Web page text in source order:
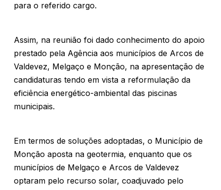
para o referido cargo.
Assim, na reunião foi dado conhecimento do apoio
prestado pela Agência aos municípios de Arcos de
Valdevez, Melgaço e Monção, na apresentação de
candidaturas tendo em vista a reformulação da
eficiência energético-ambiental das piscinas
municipais.
Em termos de soluções adoptadas, o Município de
Monção aposta na geotermia, enquanto que os
municípios de Melgaço e Arcos de Valdevez
optaram pelo recurso solar, coadjuvado pelo